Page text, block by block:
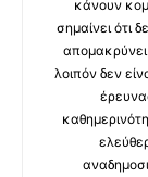
κάνουν
σημαίνει ότι
λοιπόν δεν